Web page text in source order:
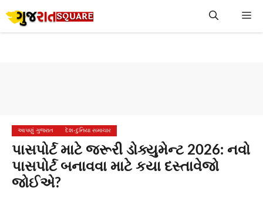
to
આપણું ગુજરાત દેશ-દુનિયા સમાચાર
પાસપોર્ટ માટે જરૂરી ડોક્યુમેન્ટ 2026: નવો
પાસપોર્ટ બનાવવા માટે કયા દસ્તાવેજો
જોઈએ?